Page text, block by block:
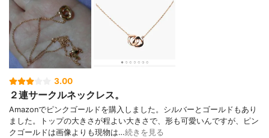
3.00
２連サークルネックレス。
Amazonでピンクゴールドを購入しました。シルバーとゴールドもあり
ました。トップの大きさが程よい大きさで、形も可愛いんですが、ピン
クゴールドは画像よりも現物は…続きを見る